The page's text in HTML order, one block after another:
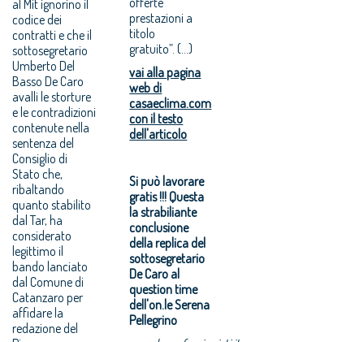
al Mit ignorino il
codice dei
contratti e che il
sottosegretario
Umberto Del
Basso De Caro
avalli le storture
e le contradizioni
contenute nella
sentenza del
Consiglio di
Stato che,
ribaltando
quanto stabilito
dal Tar, ha
considerato
legittimo il
bando lanciato
dal Comune di
Catanzaro per
affidare la
redazione del
prestazioni a
titolo
gratuito”. (...)
vai alla pagina
web di
casaeclima.com
con il testo
dell'articolo
Si può lavorare
gratis !!! Questa
la strabiliante
conclusione
della replica del
sottosegretario
De Caro al
question time
dell'on.le Serena
Pellegrino